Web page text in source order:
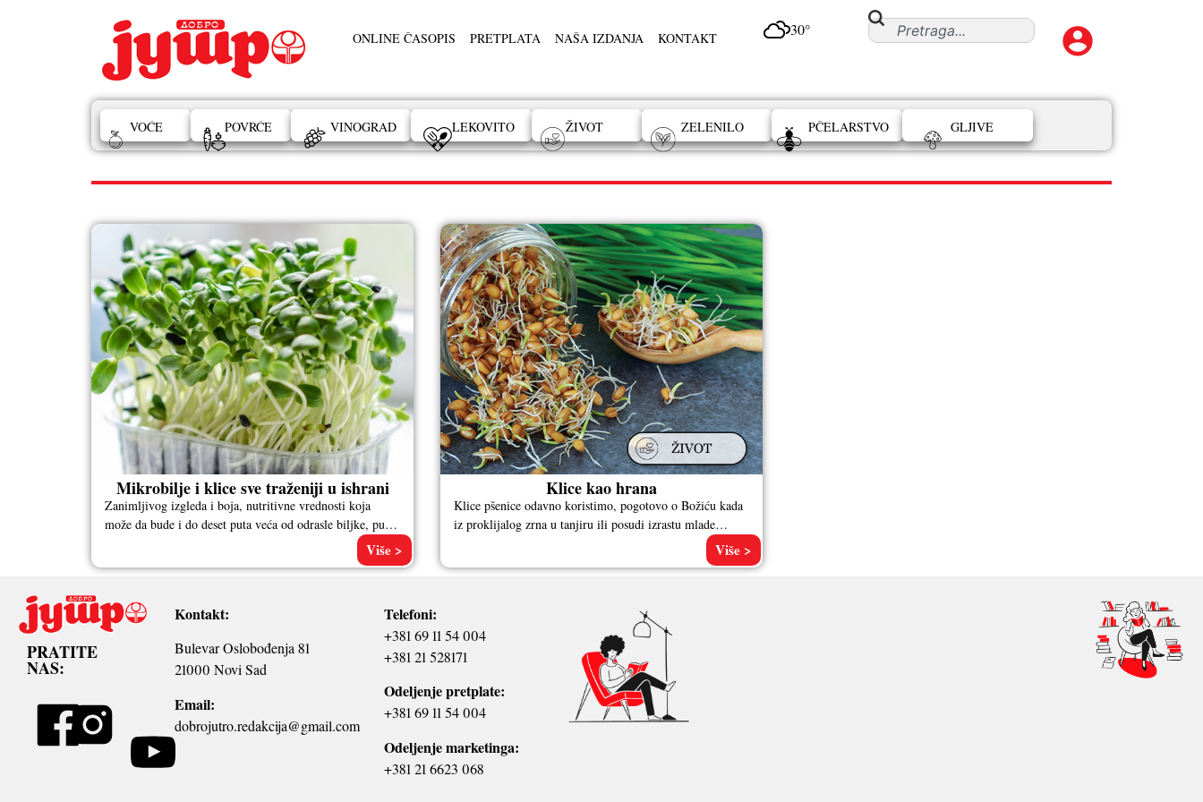
ONLINE ČASOPIS PRETPLATA NAŠA IZDANJA KONTAKT 30°
VOĆE POVRĆE VINOGRAD LEKOVITO ŽIVOT ZELENILO PČELARSTVO GLJIVE
klice hrana
Mikrobilje i klice sve traženiji u ishrani
Zanimljivog izgleda i boja, nutritivne vrednosti koja
može da bude i do deset puta veća od odrasle biljke, pune
Više >
Klice kao hrana
Klice pšenice odavno koristimo, pogotovo o Božiću kada
iz proklijalog zrna u tanjiru ili posudi izrastu mlade
Više >
PRATITE
NAS:
Kontakt:
Bulevar Oslobođenja 81
21000 Novi Sad
Email:
dobrojutro.redakcija@gmail.com
Telefoni:
+381 69 11 54 004
+381 21 528171
Odeljenje pretplate:
+381 69 11 54 004
Odeljenje marketinga:
+381 21 6623 068